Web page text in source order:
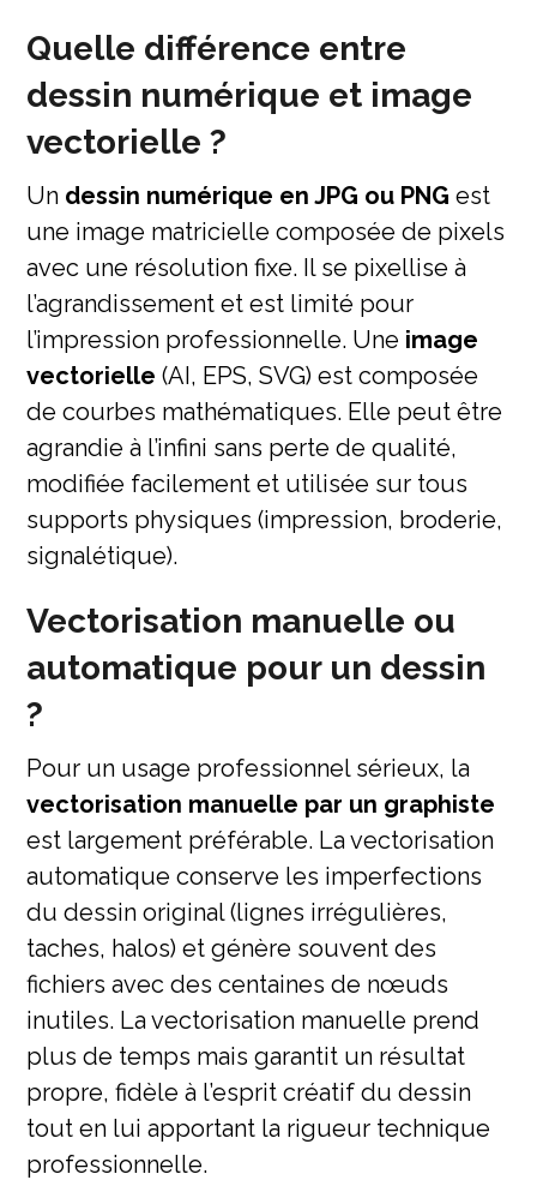
Quelle différence entre
dessin numérique et image
vectorielle ?
Un dessin numérique en JPG ou PNG est
une image matricielle composée de pixels
avec une résolution fixe. Il se pixellise à
l’agrandissement et est limité pour
l’impression professionnelle. Une image
vectorielle (AI, EPS, SVG) est composée
de courbes mathématiques. Elle peut être
agrandie à l’infini sans perte de qualité,
modifiée facilement et utilisée sur tous
supports physiques (impression, broderie,
signalétique).
Vectorisation manuelle ou
automatique pour un dessin
?
Pour un usage professionnel sérieux, la
vectorisation manuelle par un graphiste
est largement préférable. La vectorisation
automatique conserve les imperfections
du dessin original (lignes irrégulières,
taches, halos) et génère souvent des
fichiers avec des centaines de nœuds
inutiles. La vectorisation manuelle prend
plus de temps mais garantit un résultat
propre, fidèle à l’esprit créatif du dessin
tout en lui apportant la rigueur technique
professionnelle.